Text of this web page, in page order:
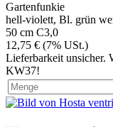
Gartenfunkie
hell-violett, Bl. grün
50 cm C3,0
12,75 € (7% USt.)
Lieferbarkeit unsicher.
KW37!